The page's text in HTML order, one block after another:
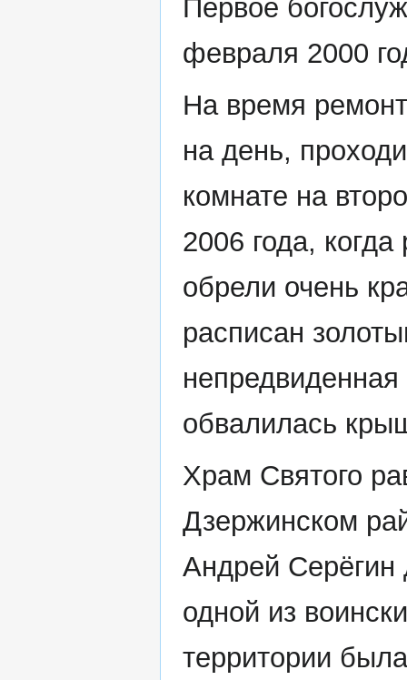
Первое
февраля 2000
На время
на день,
комнате на
2006 года,
обрели очень
расписан
обвалилась
Храм Святого
Дзержинском
Андрей Серёгин
одной из
территории